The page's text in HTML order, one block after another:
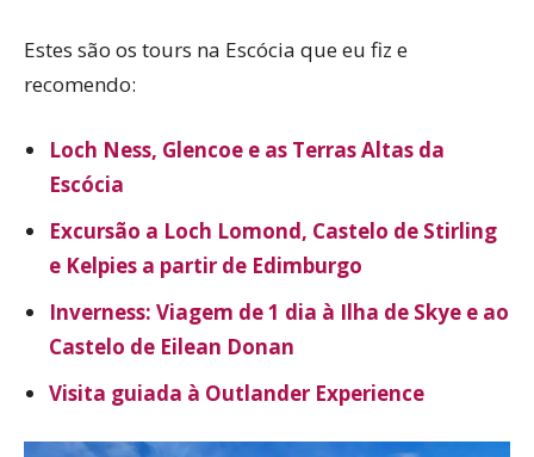
Estes são os tours na Escócia que eu fiz e
recomendo:
Loch Ness, Glencoe e as Terras Altas da
Escócia
Excursão a Loch Lomond, Castelo de Stirling
e Kelpies a partir de Edimburgo
Inverness: Viagem de 1 dia à Ilha de Skye e ao
Castelo de Eilean Donan
Visita guiada à Outlander Experience